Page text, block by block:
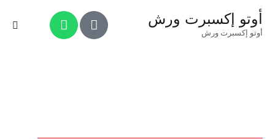
أوتو إكسبرت ورش
أوتو إكسبرت ورش